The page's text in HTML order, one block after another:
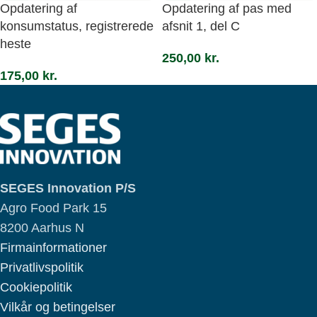
Opdatering af
konsumstatus, registrerede
heste
175,00 kr.
Opdatering af pas med
afsnit 1, del C
250,00 kr.
SEGES Innovation P/S
Agro Food Park 15
8200 Aarhus N
Firmainformationer
Privatlivspolitik
Cookiepolitik
Vilkår og betingelser